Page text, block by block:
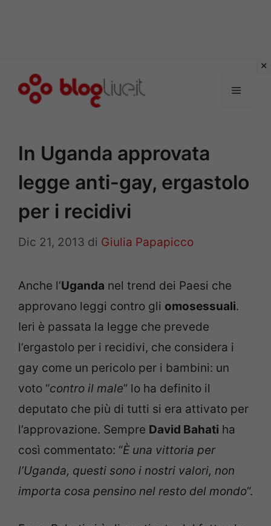
Menu
In Uganda approvata
legge anti-gay, ergastolo
per i recidivi
Dic 21, 2013 di Giulia Papapicco
Anche l’Uganda nel trend dei Paesi che
approvano leggi contro gli omosessuali.
Ieri è passata la legge che prevede
l’ergastolo per i recidivi, che considera i
gay come un pericolo per i bambini: un
voto “contro il male” lo ha definito il
deputato che più di tutti si era attivato per
l’approvazione. Sempre David Bahati ha
così commentato: “È una vittoria per
l’Uganda, questi sono i nostri valori, non
importa cosa pensino nel resto del mondo“.